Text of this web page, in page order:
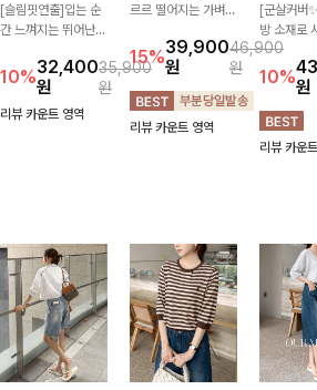
[슬림핏연출]입는 순
간 느껴지는 뛰어난
은 날에도 편안하게
🌿 발목이 드러나는
카프리 기장이 다리
10%32,400
원
35,900
원
리뷰 카운트 영역
르르 떨어지는 가벼운
쾌적하게 즐기기 좋은
카라 블라우스- 심플
한 디자인에 클래식한
카라와 버튼 디테일을
더해 데일리부터 오피
15%39,900
원
46,900
원
리뷰 카운트 영역
[군살커버
방 소재로
쾌적하게 즐
와이드 슬
핀턱 디테
운 와이드
져 길고 멋
루엣을 완성
10%원
리뷰 카운